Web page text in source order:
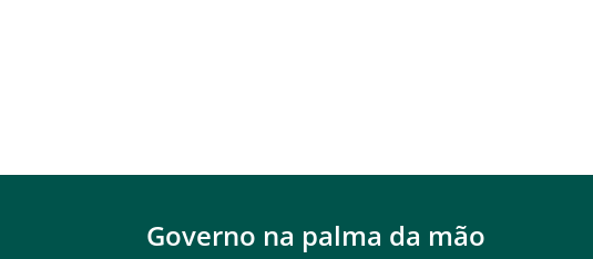
Governo na palma da mão